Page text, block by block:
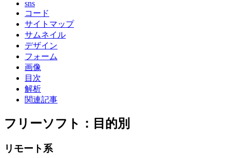
sns
コード
サイトマップ
サムネイル
デザイン
フォーム
画像
目次
解析
関連記事
フリーソフト：目的別
リモート系